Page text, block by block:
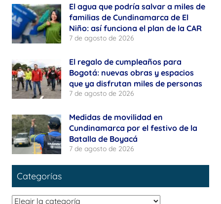
El agua que podría salvar a miles de
familias de Cundinamarca de El
Niño: así funciona el plan de la CAR
7 de agosto de 2026
El regalo de cumpleaños para
Bogotá: nuevas obras y espacios
que ya disfrutan miles de personas
7 de agosto de 2026
Medidas de movilidad en
Cundinamarca por el festivo de la
Batalla de Boyacá
7 de agosto de 2026
Categorías
Categorías